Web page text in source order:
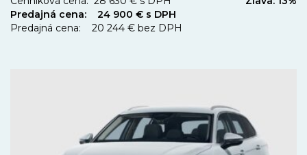
Predajná cena: 24 900 € s DPH
Predajná cena: 20 244 € bez DPH